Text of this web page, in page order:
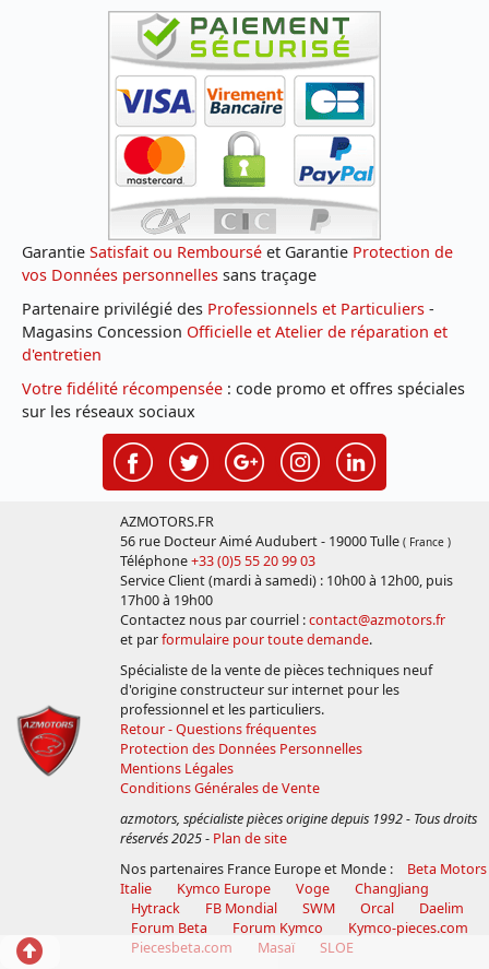
Garantie Satisfait ou Remboursé et Garantie Protection de
vos Données personnelles sans traçage
Partenaire privilégié des Professionnels et Particuliers -
Magasins Concession Officielle et Atelier de réparation et
d'entretien
Votre fidélité récompensée : code promo et offres spéciales
sur les réseaux sociaux
AZMOTORS.FR
56 rue Docteur Aimé Audubert - 19000 Tulle ( France )
Téléphone+33 (0)5 55 20 99 03
Service Client (mardi à samedi) : 10h00 à 12h00, puis
17h00 à 19h00
Contactez nous par courriel :contact@azmotors.fr
et parformulaire pour toute demande.
Spécialiste de la vente de pièces techniques neuf
d'origine constructeur sur internet pour les
professionnel et les particuliers.
Retour - Questions fréquentes
Protection des Données Personnelles
Mentions Légales
Conditions Générales de Vente
azmotors, spécialiste pièces origine depuis 1992 - Tous droits
réservés 2025- Plan de site
Nos partenaires France Europe et Monde :
Beta Motors
Italie
Kymco Europe Voge
ChangJiang
Hytrack
FB Mondial SWM Orcal
Daelim
Forum Beta
Forum Kymco
Kymco-pieces.com
Piecesbeta.com
Masaï SLOE
Retour